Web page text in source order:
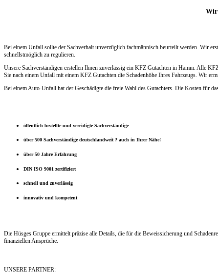
Wir
Bei einem Unfall sollte der Sachverhalt unverzüglich fachmännisch beurteilt werden. Wir
schnellstmöglich zu regulieren.
Unsere Sachverständigen erstellen Ihnen zuverlässig ein KFZ Gutachten in Hamm. Alle
Sie nach einem Unfall mit einem KFZ Gutachten die Schadenhöhe Ihres Fahrzeugs. Wir
Bei einem Auto-Unfall hat der Geschädigte die freie Wahl des Gutachters. Die Kosten für
öffentlich bestellte und vereidigte Sachverständige
über 500 Sachverständige deutschlandweit ? auch in Ihrer Nähe!
über 50 Jahre Erfahrung
DIN ISO 9001 zertifiziert
schnell und zuverlässig
innovativ und kompetent
Die Hüsges Gruppe ermittelt präzise alle Details, die für die Beweissicherung und
finanziellen Ansprüche.
UNSERE PARTNER: